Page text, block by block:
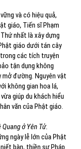
và có hiệu quả,
giáo, Tiến sĩ Phạm
nhất là xây dựng
giáo dưới tán cây
các tích truyện
tận dụng không
đường. Nguyên vật
không gian hoa lá,
giúp du khách hiểu
văn của Phật giáo.
ở Yên Tử.
ngày lễ lớn của Phật
bàn, thiền sư Pháp